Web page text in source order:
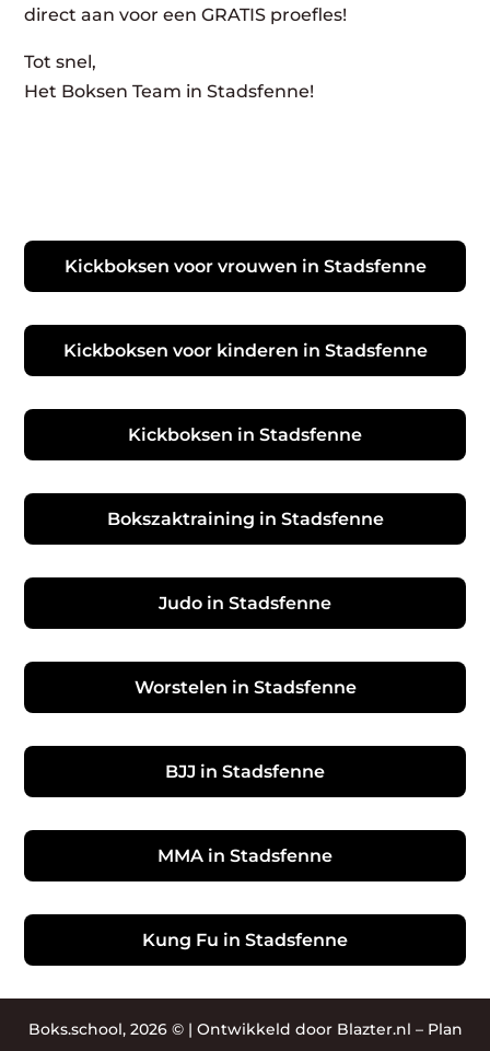
direct aan voor een GRATIS proefles!
Tot snel,
Het Boksen Team in Stadsfenne!
Kickboksen voor vrouwen in Stadsfenne
Kickboksen voor kinderen in Stadsfenne
Kickboksen in Stadsfenne
Bokszaktraining in Stadsfenne
Judo in Stadsfenne
Worstelen in Stadsfenne
BJJ in Stadsfenne
MMA in Stadsfenne
Kung Fu in Stadsfenne
Boks.school, 2026 © | Ontwikkeld door Blazter.nl – Plan